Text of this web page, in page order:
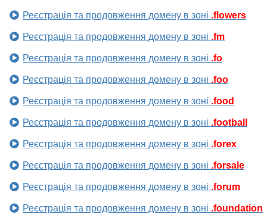
Реєстрація та продовження домену в зоні .flowers
Реєстрація та продовження домену в зоні .fm
Реєстрація та продовження домену в зоні .fo
Реєстрація та продовження домену в зоні .foo
Реєстрація та продовження домену в зоні .food
Реєстрація та продовження домену в зоні .football
Реєстрація та продовження домену в зоні .forex
Реєстрація та продовження домену в зоні .forsale
Реєстрація та продовження домену в зоні .forum
Реєстрація та продовження домену в зоні .foundation